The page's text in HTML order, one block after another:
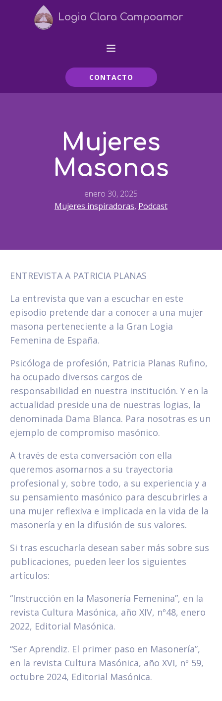
Logia Clara Campoamor
CONTACTO
Mujeres
Masonas
enero 30, 2025
Mujeres inspiradoras, Podcast
ENTREVISTA A PATRICIA PLANAS
La entrevista que van a escuchar en este
episodio pretende dar a conocer a una mujer
masona perteneciente a la Gran Logia
Femenina de España.
Psicóloga de profesión, Patricia Planas Rufino,
ha ocupado diversos cargos de
responsabilidad en nuestra institución. Y en la
actualidad preside una de nuestras logias, la
denominada Dama Blanca. Para nosotras es un
ejemplo de compromiso masónico.
A través de esta conversación con ella
queremos asomarnos a su trayectoria
profesional y, sobre todo, a su experiencia y a
su pensamiento masónico para descubrirles a
una mujer reflexiva e implicada en la vida de la
masonería y en la difusión de sus valores.
Si tras escucharla desean saber más sobre sus
publicaciones, pueden leer los siguientes
artículos:
“Instrucción en la Masonería Femenina”, en la
revista Cultura Masónica, año XIV, nº48, enero
2022, Editorial Masónica.
“Ser Aprendiz. El primer paso en Masonería”,
en la revista Cultura Masónica, año XVI, nº 59,
octubre 2024, Editorial Masónica.